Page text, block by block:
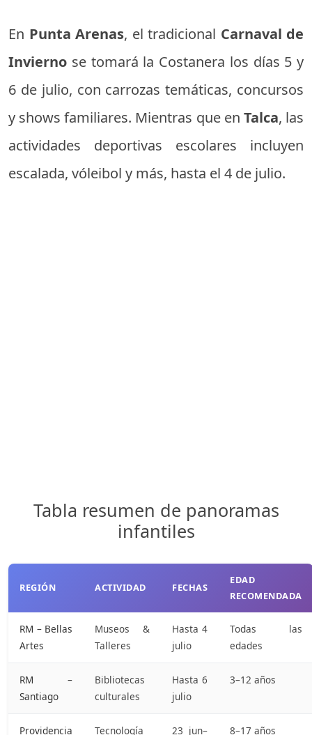
En Punta Arenas, el tradicional Carnaval de
Invierno se tomará la Costanera los días 5 y
6 de julio, con carrozas temáticas, concursos
y shows familiares. Mientras que en Talca, las
actividades deportivas escolares incluyen
escalada, vóleibol y más, hasta el 4 de julio.
Tabla resumen de panoramas
infantiles
REGIÓN ACTIVIDAD FECHAS
EDAD
RECOMENDADA
RM – Bellas
Artes
Museos &
Talleres
Hasta 4
julio
Todas las
edades
RM –
Santiago
Bibliotecas
culturales
Hasta 6
julio
3–12 años
Providencia Tecnología 23 jun– 8–17 años